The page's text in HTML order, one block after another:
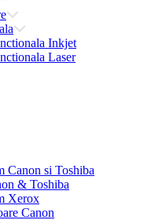
Inkjet
Laser
Canon si Toshiba
& Toshiba
Xerox
Canon